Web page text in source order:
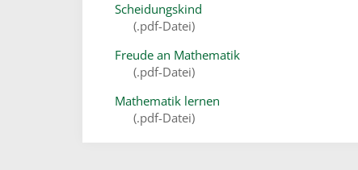
Scheidungskind
(.pdf-Datei)
Freude an Mathematik
(.pdf-Datei)
Mathematik lernen
(.pdf-Datei)